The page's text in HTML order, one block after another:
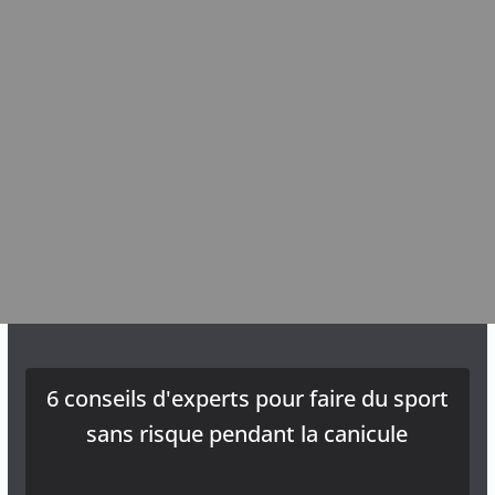
6 conseils d'experts pour faire du sport
sans risque pendant la canicule